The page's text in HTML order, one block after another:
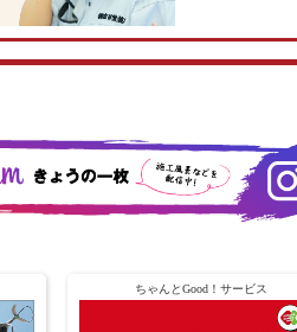
ちゃんとGood！サービス